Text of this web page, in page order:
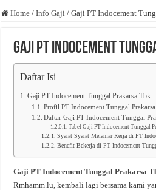
Home / Info Gaji / Gaji PT Indocement
Gaji PT Indocement
Daftar Isi
Gaji PT Indocement Tunggal Prakarsa Tbk
Profil PT Indocement Tunggal
Daftar Gaji PT Indocement Tunggal
Tabel Gaji PT Indocement Tunggal
Syarat Syarat Melamar Kerja di PT
Benefit Bekerja di PT Indocement
Gaji PT Indocement Tunggal Prakarsa
Rmhamm.lu, kembali lagi bersama kami